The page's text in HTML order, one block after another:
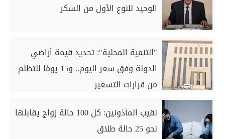
الوحيد للنوع الأول من السكر
"التنمية المحلية": تحديد قيمة أراضي
الدولة وفق سعر اليوم.. و15 يومًا للتظلم
من قرارات التسعير
نقيب المأذونين: كل 100 حالة زواج يقابلها
نحو 25 حالة طلاق